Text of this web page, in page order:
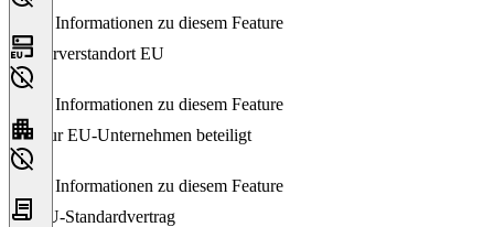
Keine Informationen zu diesem Feature
Serverstandort EU
Keine Informationen zu diesem Feature
Nur EU-Unternehmen beteiligt
Keine Informationen zu diesem Feature
EU-Standardvertrag